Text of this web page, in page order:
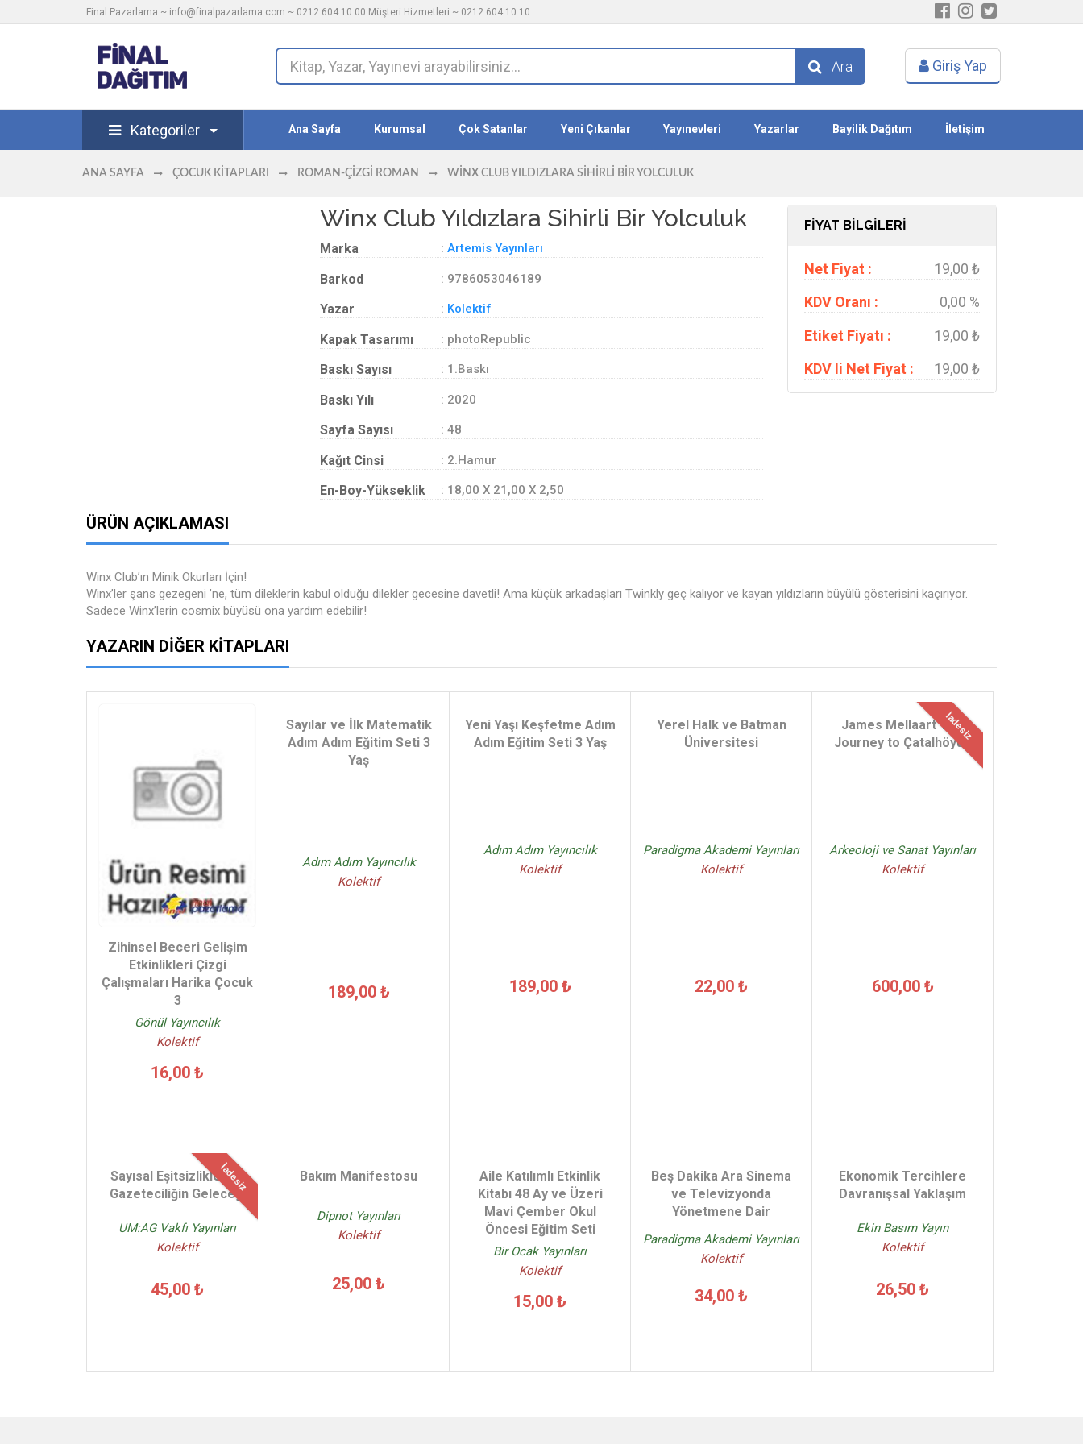
Final Pazarlama ~ info@finalpazarlama.com ~ 0212 604 10 00 Müşteri Hizmetleri ~ 0212 604 10 10
Ara Giriş Yap
Kategoriler Ana Sayfa Kurumsal Çok Satanlar Yeni Çıkanlar Yayınevleri Yazarlar Bayilik Dağıtım İletişim
ANA SAYFA ÇOCUK KITAPLARI ROMAN-ÇIZGI ROMAN WINX CLUB YILDIZLARA SIHIRLI BIR YOLCULUK
Winx Club Yıldızlara Sihirli Bir Yolculuk
Marka : Artemis Yayınları
Barkod : 9786053046189
Yazar : Kolektif
Kapak Tasarımı : photoRepublic
Baskı Sayısı : 1.Baskı
Baskı Yılı : 2020
Sayfa Sayısı : 48
Kağıt Cinsi : 2.Hamur
En-Boy-Yükseklik : 18,00 X 21,00 X 2,50
FİYAT BİLGİLERİ
Net Fiyat :
19,00 ₺
KDV Oranı :
0,00 %
Etiket Fiyatı :
19,00 ₺
KDV li Net Fiyat :
19,00 ₺
ÜRÜN AÇIKLAMASI
Winx Club’ın Minik Okurları İçin!
Winx’ler şans gezegeni ’ne, tüm dileklerin kabul olduğu dilekler gecesine davetli! Ama küçük arkadaşları Twinkly geç kalıyor ve kayan yıldızların büyülü gösterisini kaçırıyor.
Sadece Winx’lerin cosmix büyüsü ona yardım edebilir!
YAZARIN DIĞER KITAPLARI
Zihinsel Beceri Gelişim
Etkinlikleri Çizgi
Çalışmaları Harika Çocuk
3
Gönül Yayıncılık
Kolektif
16,00 ₺
Sayılar ve İlk Matematik
Adım Adım Eğitim Seti 3
Yaş
Adım Adım Yayıncılık
Kolektif
189,00 ₺
Yeni Yaşı Keşfetme Adım
Adım Eğitim Seti 3 Yaş
Adım Adım Yayıncılık
Kolektif
189,00 ₺
Yerel Halk ve Batman
Üniversitesi
Paradigma Akademi Yayınları
Kolektif
22,00 ₺
İadesiz
James Mellaart The
Journey to Çatalhöyük
Arkeoloji ve Sanat Yayınları
Kolektif
600,00 ₺
İadesiz
Sayısal Eşitsizlikler ve
Gazeteciliğin Geleceği
UM:AG Vakfı Yayınları
Kolektif
45,00 ₺
Bakım Manifestosu
Dipnot Yayınları
Kolektif
25,00 ₺
Aile Katılımlı Etkinlik
Kitabı 48 Ay ve Üzeri
Mavi Çember Okul
Öncesi Eğitim Seti
Bir Ocak Yayınları
Kolektif
15,00 ₺
Beş Dakika Ara Sinema
ve Televizyonda
Yönetmene Dair
Paradigma Akademi Yayınları
Kolektif
34,00 ₺
Ekonomik Tercihlere
Davranışsal Yaklaşım
Ekin Basım Yayın
Kolektif
26,50 ₺